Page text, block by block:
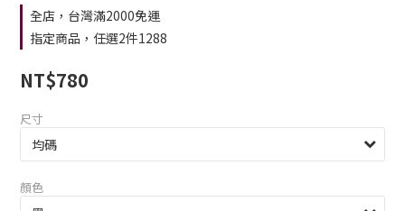
全店，台灣滿2000免運
指定商品，任選2件1288
NT$780
尺寸
顏色